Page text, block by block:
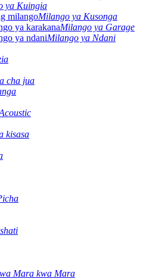
ya Kuingia
Milango ya Kusonga
Milango ya Garage
Milango ya Ndani
cha jua
kisasa
Mara kwa Mara